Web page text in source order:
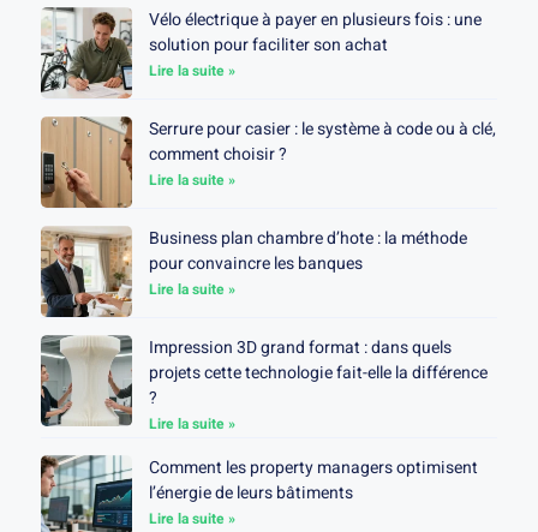
Vélo électrique à payer en plusieurs fois : une
solution pour faciliter son achat
Lire la suite »
Serrure pour casier : le système à code ou à clé,
comment choisir ?
Lire la suite »
Business plan chambre d’hote : la méthode
pour convaincre les banques
Lire la suite »
Impression 3D grand format : dans quels
projets cette technologie fait-elle la différence
?
Lire la suite »
Comment les property managers optimisent
l’énergie de leurs bâtiments
Lire la suite »